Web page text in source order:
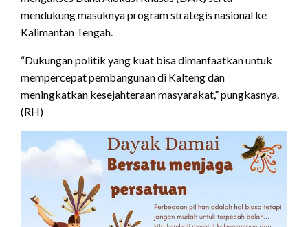
mendukung masuknya program strategis nasional ke
Kalimantan Tengah.
“Dukungan politik yang kuat bisa dimanfaatkan untuk
mempercepat pembangunan di Kalteng dan
meningkatkan kesejahteraan masyarakat,” pungkasnya.
(RH)